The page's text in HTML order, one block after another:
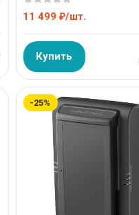
11 499 ₽/шт.
Купить
-25%